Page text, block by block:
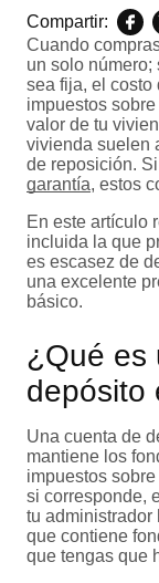
Compartir:
Cuando
un solo número;
sea fija, el costo
impuestos
valor de tu
vivienda suelen
de reposición.
garantía, estos
En este artículo
incluida la que
es escasez de
una excelente
básico.
¿Qué es
depósito
Una cuenta de
mantiene los
impuestos
si corresponde,
tu administrador
que contiene
que tengas que